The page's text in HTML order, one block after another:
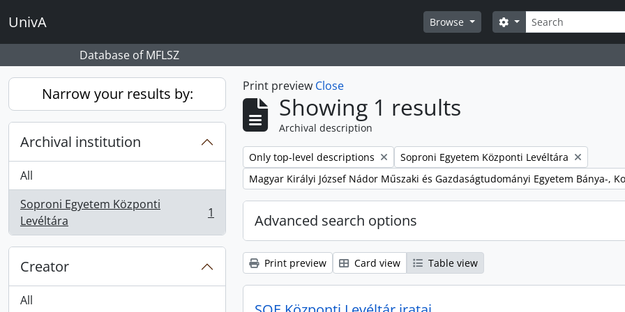
UnivA Browse Search
Search options
Database of MFLSZ
Narrow your results by:
Archival institution
All
Soproni Egyetem Központi
Levéltára
, 1 results 1
Creator
All
Print preview Close
Showing 1 results
Archival description
Remove filter:
Only top-level descriptions Remove filter:
Soproni Egyetem Központi Levéltára
Remove filter:
Magyar Királyi József Nádor Műszaki és Gazdaságtudományi Egyetem Bánya-,
Advanced search options
Print preview Card view Table view